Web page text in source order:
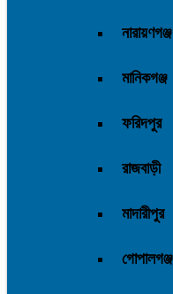
নারায়ণগঞ্জ
মানিকগঞ্জ
ফরিদপুর
রাজবাড়ী
মাদারীপুর
গোপালগঞ্জ